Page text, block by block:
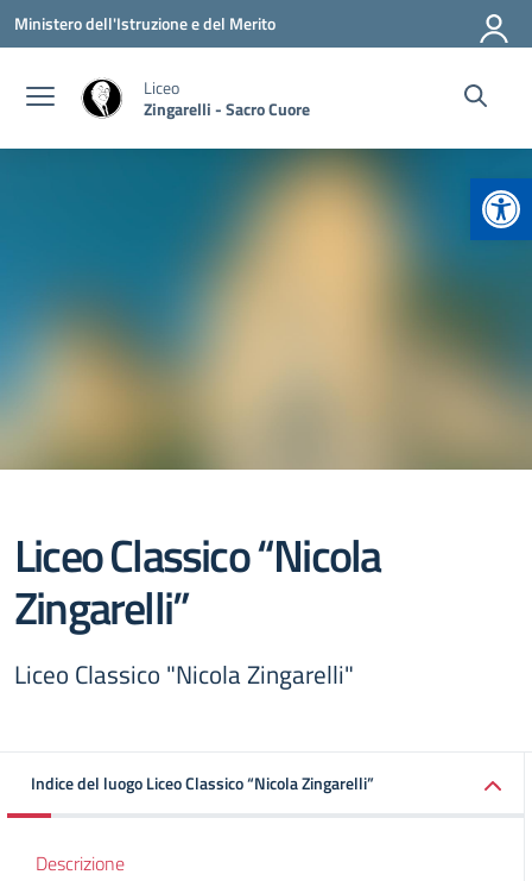
Vai ai contenuti
Vai al menu di navigazione
Vai al footer
Ministero dell'Istruzione e del Merito
Liceo
Zingarelli - Sacro Cuore
Liceo Classico “Nicola
Zingarelli”
Liceo Classico "Nicola Zingarelli"
Indice del luogo Liceo Classico “Nicola Zingarelli”
Descrizione